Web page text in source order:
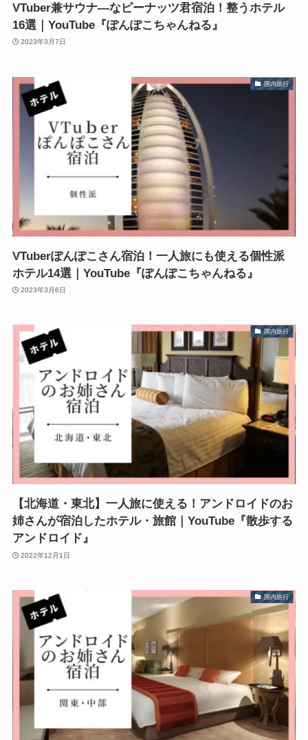
VTuber兼サウナ―なピーナッツ君宿泊！整うホテル
16選｜YouTube『ぽんぽこちゃんねる』
2023年3月7日
国内旅行
VTuberぽんぽこさん宿泊！一人旅にも使える個性派
ホテル14選｜YouTube『ぽんぽこちゃんねる』
2023年3月6日
国内旅行
【北海道・東北】一人旅に使える！アンドロイドのお
姉さんが宿泊したホテル・旅館｜YouTube『散歩する
アンドロイド』
2022年12月1日
国内旅行